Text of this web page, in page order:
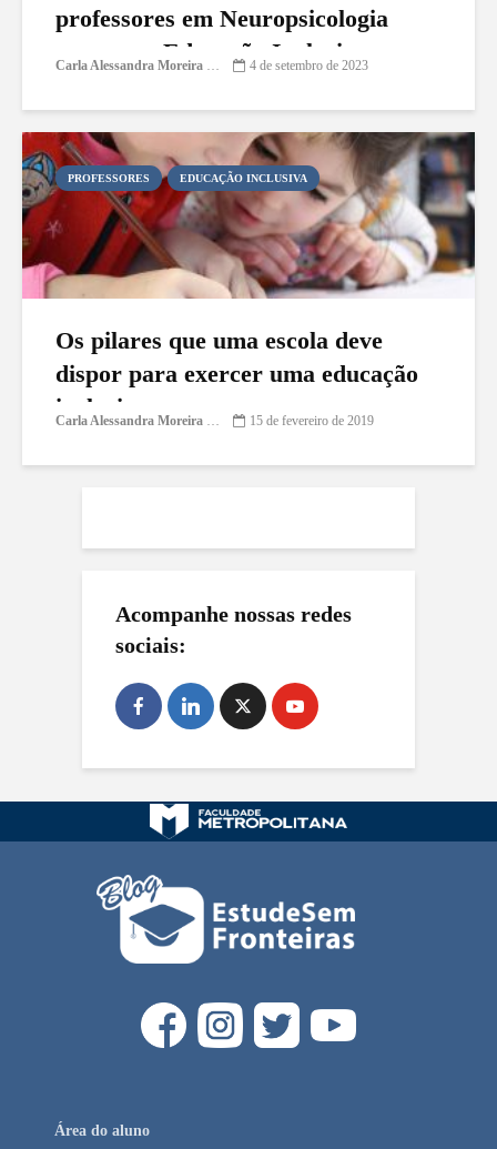
professores em Neuropsicologia
para uma Educação Inclusiva
Carla Alessandra Moreira Damasceno 4 de setembro de 2023
PROFESSORES EDUCAÇÃO INCLUSIVA
Os pilares que uma escola deve
dispor para exercer uma educação
inclusiva
Carla Alessandra Moreira Damasceno 15 de fevereiro de 2019
Acompanhe nossas redes
sociais:
Área do aluno